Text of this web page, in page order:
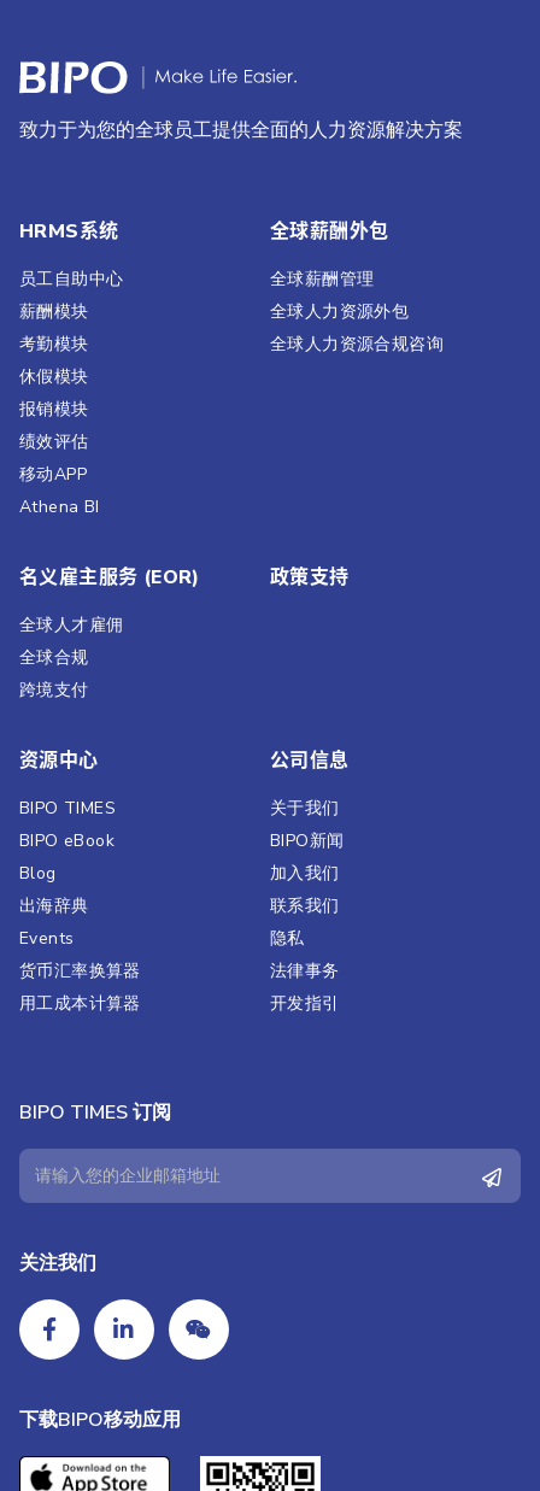
致力于为您的全球员工提供全面的人力资源解决方案
HRMS系统
员工自助中心
薪酬模块
考勤模块
休假模块
报销模块
绩效评估​
移动APP
Athena BI
全球薪酬外包
全球薪酬管理
全球人力资源外包
全球人力资源合规咨询
名义雇主服务 (EOR)
全球人才雇佣
全球合规
跨境支付
政策支持
资源中心
BIPO TIMES
BIPO eBook
Blog
出海辞典
Events
货币汇率换算器
用工成本计算器
公司信息
关于我们
BIPO新闻​
加入我们
联系我们
隐私
法律事务
开发指引
BIPO TIMES 订阅
关注我们
下载BIPO移动应用